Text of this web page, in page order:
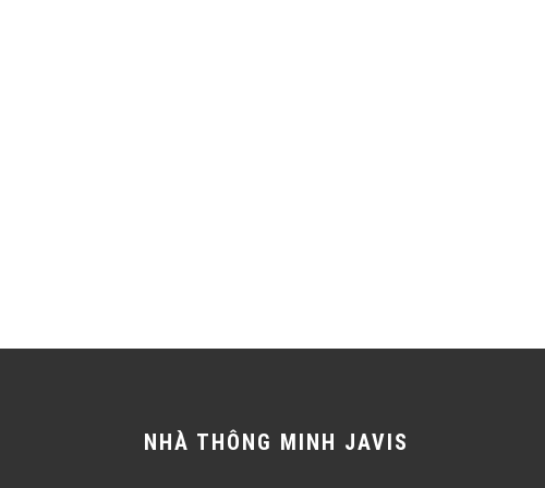
NHÀ THÔNG MINH JAVIS